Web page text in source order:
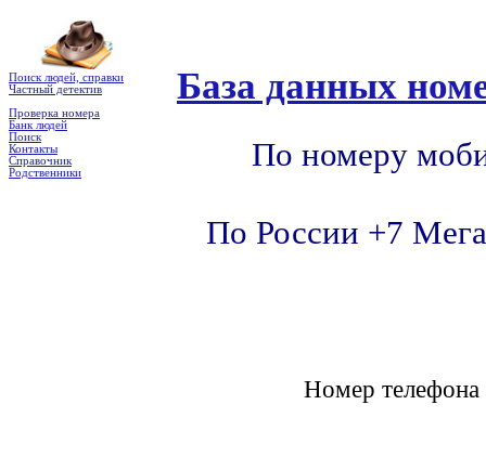
Поиск людей, справки
Частный детектив
Проверка номера
Банк людей
Поиск
Контакты
Справочник
Родственники
База данных
По номеру
По России +7
Номер